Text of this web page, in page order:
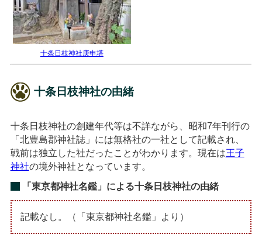
十条日枝神社庚申塔
十条日枝神社の由緒
十条日枝神社の創建年代等は不詳ながら、昭和7年刊行の
「北豊島郡神社誌」には無格社の一社として記載され、
戦前は独立した社だったことがわかります。現在は王子
神社の境外神社となっています。
「東京都神社名鑑」による十条日枝神社の由緒
記載なし。（「東京都神社名鑑」より）